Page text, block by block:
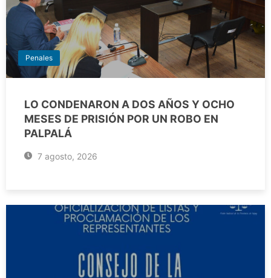
Penales
LO CONDENARON A DOS AÑOS Y OCHO
MESES DE PRISIÓN POR UN ROBO EN
PALPALÁ
7 agosto, 2026